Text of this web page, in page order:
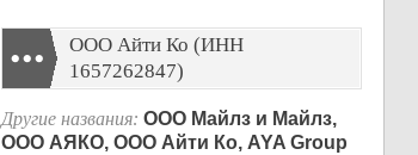
ООО Айти Ко (ИНН
1657262847)
Другие названия: ООО Майлз и Майлз,
ООО АЯКО, ООО Айти Ко, AYA Group